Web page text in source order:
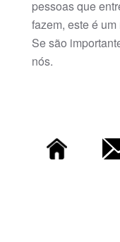
pessoas que
fazem, este é
Se são
nós.